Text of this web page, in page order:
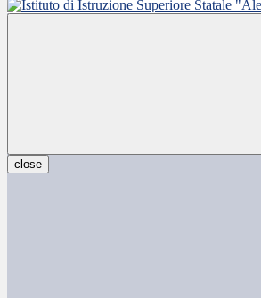
close